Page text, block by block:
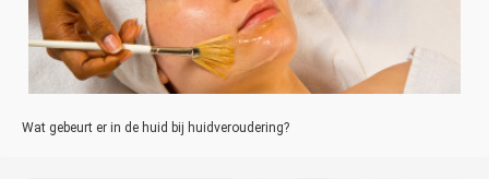
Wat gebeurt er in de huid bij huidveroudering?